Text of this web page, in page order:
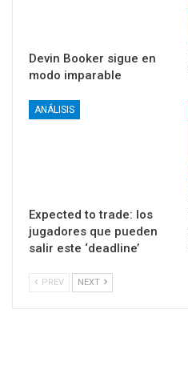
Devin Booker sigue en
modo imparable
ANÁLISIS
Expected to trade: los
jugadores que pueden
salir este ‘deadline’
PREV NEXT